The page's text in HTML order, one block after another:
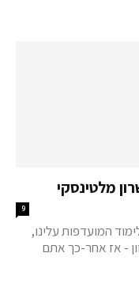
מלטינסקי
9
המועדפות עלינו,
- אז אחר-כך אתם